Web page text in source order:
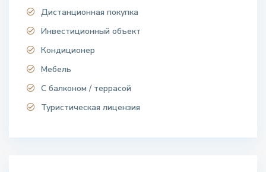
Дистанционная покупка
Инвестиционный объект
Кондиционер
Мебель
С балконом / террасой
Туристическая лицензия